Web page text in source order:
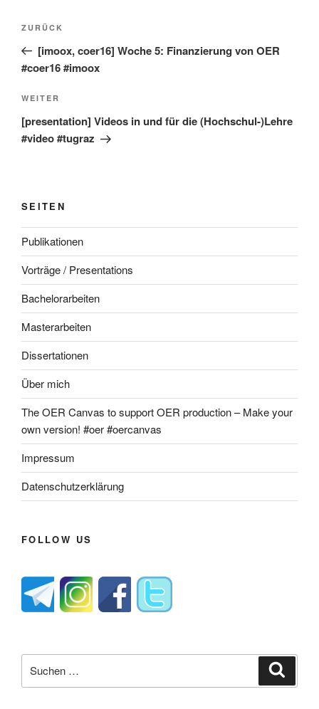
Beitragsnavigation
Vorheriger
Beitrag
ZURÜCK
[imoox, coer16] Woche 5: Finanzierung von OER
#coer16 #imoox
Nächster
Beitrag
WEITER
[presentation] Videos in und für die (Hochschul-)Lehre
#video #tugraz
SEITEN
Publikationen
Vorträge / Presentations
Bachelorarbeiten
Masterarbeiten
Dissertationen
Über mich
The OER Canvas to support OER production – Make your
own version! #oer #oercanvas
Impressum
Datenschutzerklärung
FOLLOW US
nach: